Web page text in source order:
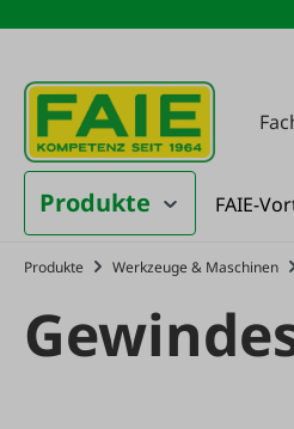
Hauptinhalt springen
Zur Suche springen
Zur Hauptnavigation
Produkte FAIE-
Produkte Werkzeuge & Maschinen